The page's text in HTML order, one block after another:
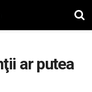
ar putea